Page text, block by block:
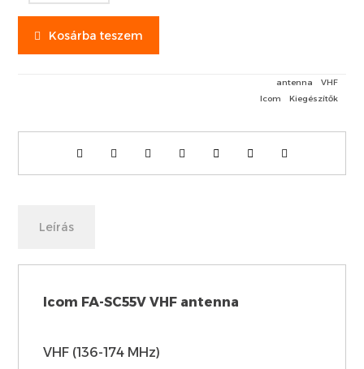
Kosárba teszem
antenna
VHF
Icom
Kiegészítők
Leírás
Icom FA-SC55V VHF antenna
VHF (136-174 MHz)